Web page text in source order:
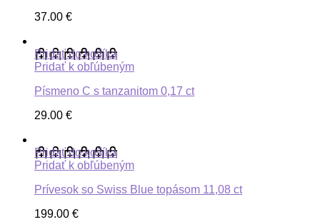
37.00 €
Pridať do košíka
Pridať k obľúbeným
Písmeno C s tanzanitom 0,17 ct
29.00 €
Pridať do košíka
Pridať k obľúbeným
Prívesok so Swiss Blue topásom 11,08 ct
199.00 €